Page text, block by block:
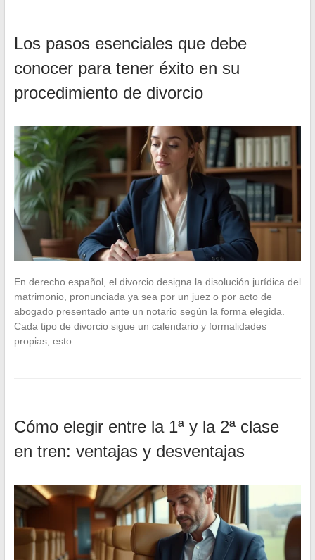
Los pasos esenciales que debe
conocer para tener éxito en su
procedimiento de divorcio
En derecho español, el divorcio designa la disolución jurídica del
matrimonio, pronunciada ya sea por un juez o por acto de
abogado presentado ante un notario según la forma elegida.
Cada tipo de divorcio sigue un calendario y formalidades
propias, esto…
Cómo elegir entre la 1ª y la 2ª clase
en tren: ventajas y desventajas